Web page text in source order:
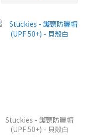
Stuckies - 護頸防曬帽
(UPF 50+) - 貝殼白